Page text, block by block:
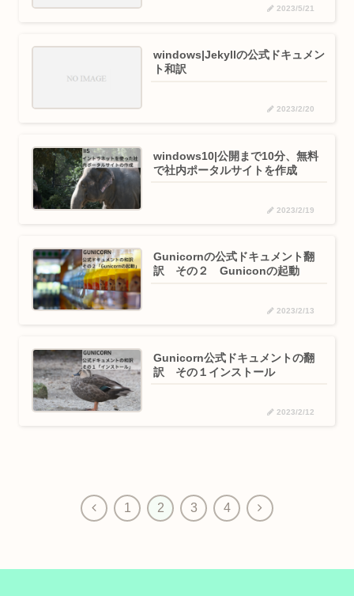
2023/5/21
windows|Jekyllの公式ドキュメン
ト和訳
2023/2/20
windows10|公開まで10分、無料
で社内ポータルサイトを作成
2023/2/19
Gunicornの公式ドキュメント翻
訳 その２ Guniconの起動
2023/2/13
Gunicorn公式ドキュメントの翻
訳 その１インストール
2023/2/12
前
1 2 3 4
次